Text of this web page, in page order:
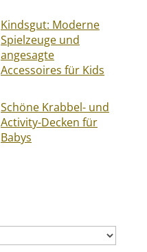
Kindsgut: Moderne
Spielzeuge und
angesagte
Accessoires für Kids
Schöne Krabbel- und
Activity-Decken für
Babys